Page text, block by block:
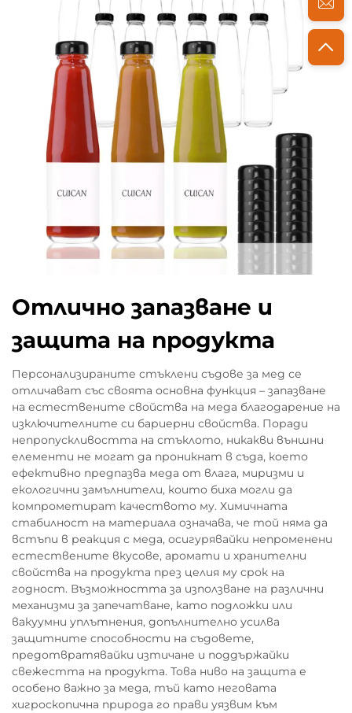
Отлично запазване и
защита на продукта
Персонализираните стъклени съдове за мед се
отличават със своята основна функция – запазване
на естествените свойства на меда благодарение на
изключителните си бариерни свойства. Поради
непропускливостта на стъклото, никакви външни
елементи не могат да проникнат в съда, което
ефективно предпазва меда от влага, миризми и
екологични замълнители, които биха могли да
компрометират качеството му. Химичната
стабилност на материала означава, че той няма да
встъпи в реакция с меда, осигурявайки непроменени
естествените вкусове, аромати и хранителни
свойства на продукта през целия му срок на
годност. Възможността за използване на различни
механизми за запечатване, като подложки или
вакуумни уплътнения, допълнително усилва
защитните способности на съдовете,
предотвратявайки изтичане и поддържайки
свежестта на продукта. Това ниво на защита е
особено важно за меда, тъй като неговата
хигроскопична природа го прави уязвим към